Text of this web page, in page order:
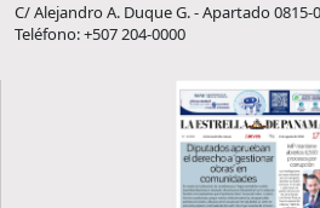
C/ Alejandro A. Duque G. - Apartado 0815-
Teléfono: +507 204-0000